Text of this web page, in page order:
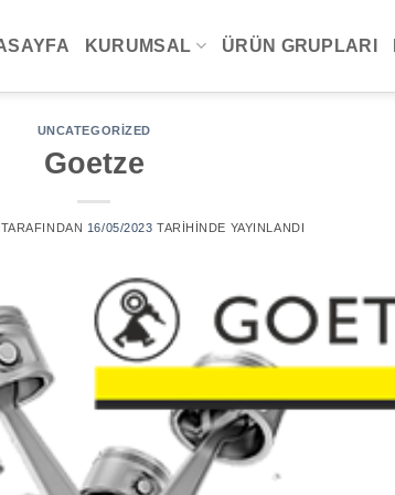
KURUMSAL ÜRÜN GRUPLARI
UNCATEGORIZED
Goetze
TARAFINDAN 16/05/2023 TARIHINDE YAYINLANDI